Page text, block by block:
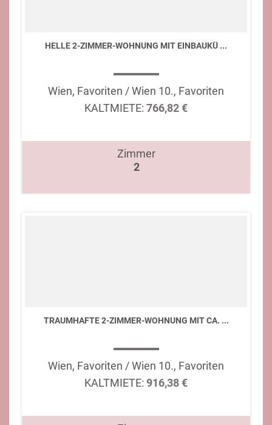
HELLE 2-ZIMMER-WOHNUNG MIT EINBAUKÜ ...
Wien, Favoriten / Wien 10., Favoriten
KALTMIETE: 766,82 €
Zimmer
2
TRAUMHAFTE 2-ZIMMER-WOHNUNG MIT CA. ...
Wien, Favoriten / Wien 10., Favoriten
KALTMIETE: 916,38 €